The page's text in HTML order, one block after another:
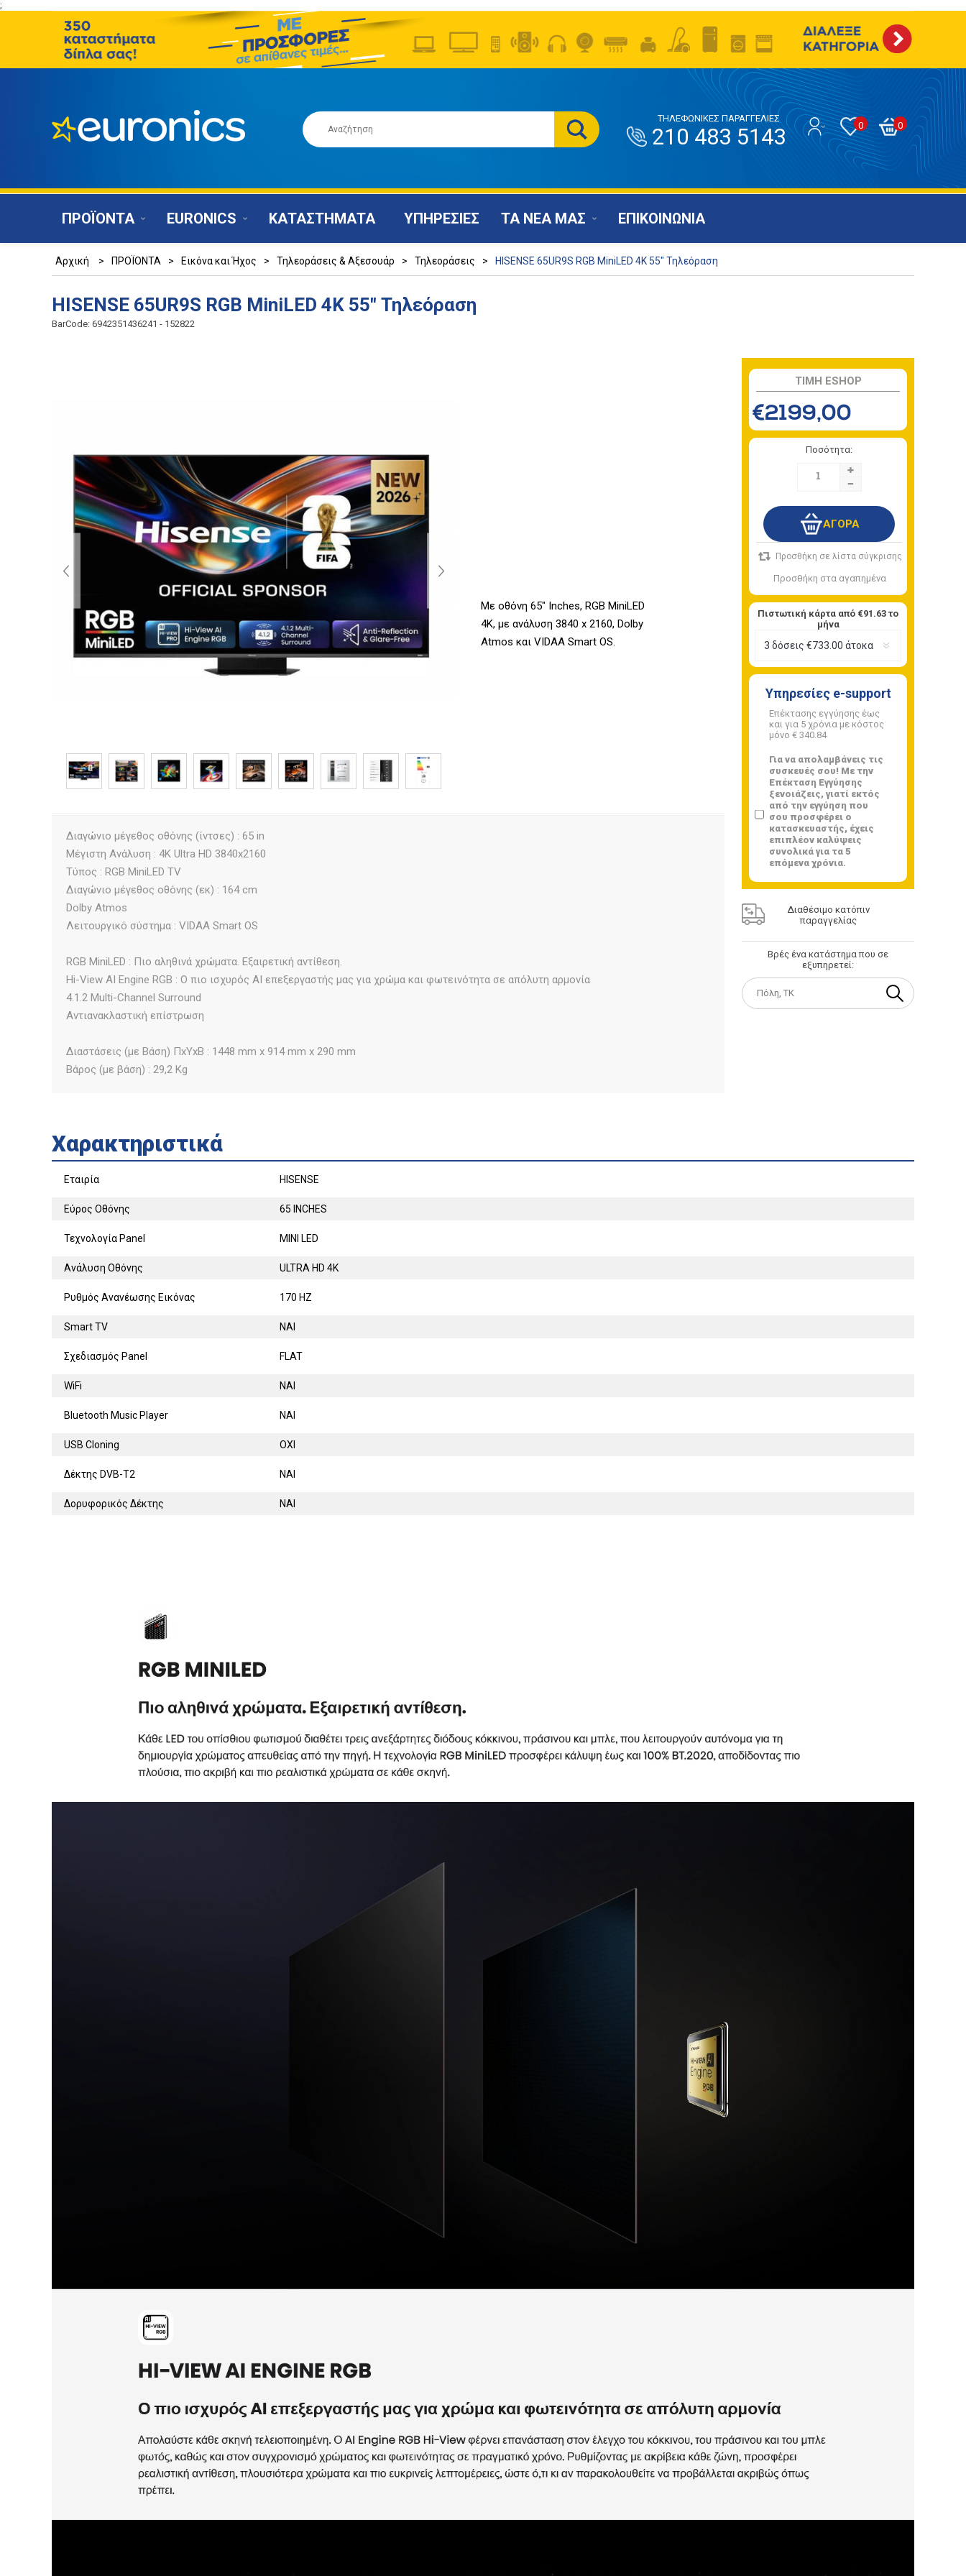
;
0
0
ΤΗΛΕΦΩΝΙΚΕΣ ΠΑΡΑΓΓΕΛΙΕΣ
210 483 5143
ΠΡΟΪΟΝΤΑ EURONICS ΚΑΤΑΣΤΗΜΑΤΑ ΥΠΗΡΕΣΙΕΣ ΤΑ ΝΕΑ ΜΑΣ ΕΠΙΚΟΙΝΩΝΙΑ
Αρχική > ΠΡΟΪΟΝΤΑ > Εικόνα και Ήχος > Τηλεοράσεις & Αξεσουάρ > Τηλεοράσεις > HISENSE 65UR9S RGB MiniLED 4K 55" Τηλεόραση
HISENSE 65UR9S RGB MiniLED 4K 55" Τηλεόραση
BarCode: 6942351436241 - 152822
Με οθόνη 65" Inches, RGB MiniLED
4K, με ανάλυση 3840 x 2160, Dolby
Atmos και VIDAA Smart OS.
Διαγώνιο μέγεθος οθόνης (ίντσες) : 65 in
Μέγιστη Ανάλυση : 4K Ultra HD 3840x2160
Τύπος : RGB MiniLED TV
Διαγώνιο μέγεθος οθόνης (εκ) : 164 cm
Dolby Atmos
Λειτουργικό σύστημα : VIDAA Smart OS
RGB MiniLED : Πιο αληθινά χρώματα. Εξαιρετική αντίθεση.
Hi-View AI Engine RGB : Ο πιο ισχυρός AI επεξεργαστής μας για χρώμα και φωτεινότητα σε απόλυτη αρμονία
4.1.2 Multi-Channel Surround
Αντιανακλαστική επίστρωση
Διαστάσεις (με Βάση) ΠxΥxΒ : 1448 mm x 914 mm x 290 mm
Βάρος (με βάση) : 29,2 Kg
TIMH ESHOP
€2199,00
Ποσότητα:
+
-
Πιστωτική κάρτα από €91.63 το
μήνα
Υπηρεσίες e-support
Επέκτασης εγγύησης έως
και για 5 χρόνια με κόστος
μόνο € 340.84
Για να απολαμβάνεις τις
συσκευές σου! Με την
Επέκταση Εγγύησης
ξενοιάζεις, γιατί εκτός
από την εγγύηση που
σου προσφέρει ο
κατασκευαστής, έχεις
επιπλέον καλύψεις
συνολικά για τα 5
επόμενα χρόνια.
Διαθέσιμο κατόπιν
παραγγελίας
Βρές ένα κατάστημα που σε
εξυπηρετεί:
Χαρακτηριστικά
Εταιρία HISENSE
Εύρος Οθόνης 65 INCHES
Τεχνολογία Panel MINI LED
Ανάλυση Οθόνης ULTRA HD 4K
Ρυθμός Ανανέωσης Εικόνας 170 HZ
Smart TV ΝΑΙ
Σχεδιασμός Panel FLAT
WiFi ΝΑΙ
Bluetooth Music Player ΝΑΙ
USB Cloning ΟΧΙ
Δέκτης DVB-T2 ΝΑΙ
Δορυφορικός Δέκτης ΝΑΙ